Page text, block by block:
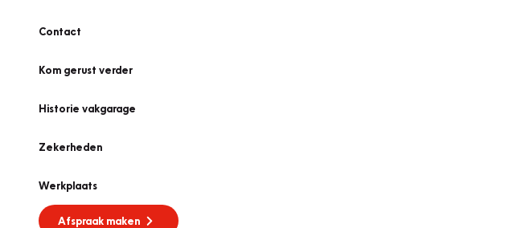
Contact
Kom gerust verder
Historie vakgarage
Zekerheden
Werkplaats
Afspraak maken